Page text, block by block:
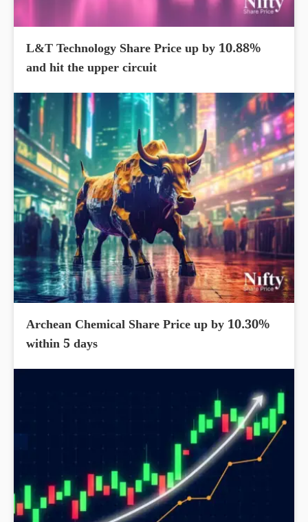
L&T Technology Share Price up by 10.88%
and hit the upper circuit
Archean Chemical Share Price up by 10.30%
within 5 days